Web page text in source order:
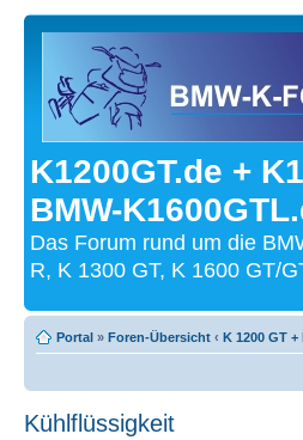
K1200GT.de +
BMW-
Das Forum rund um die
R, K 1300 GT, K 1600 GT/
Portal » Foren-Übersicht ‹ K 1200 GT +
Kühlflüssigkeit